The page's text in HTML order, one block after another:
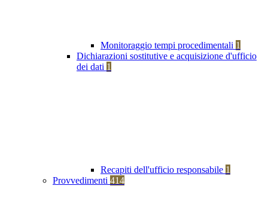
Monitoraggio tempi procedimentali 1
Dichiarazioni sostitutive e acquisizione d'ufficio
dei dati 1
Recapiti dell'ufficio responsabile 1
Provvedimenti 414